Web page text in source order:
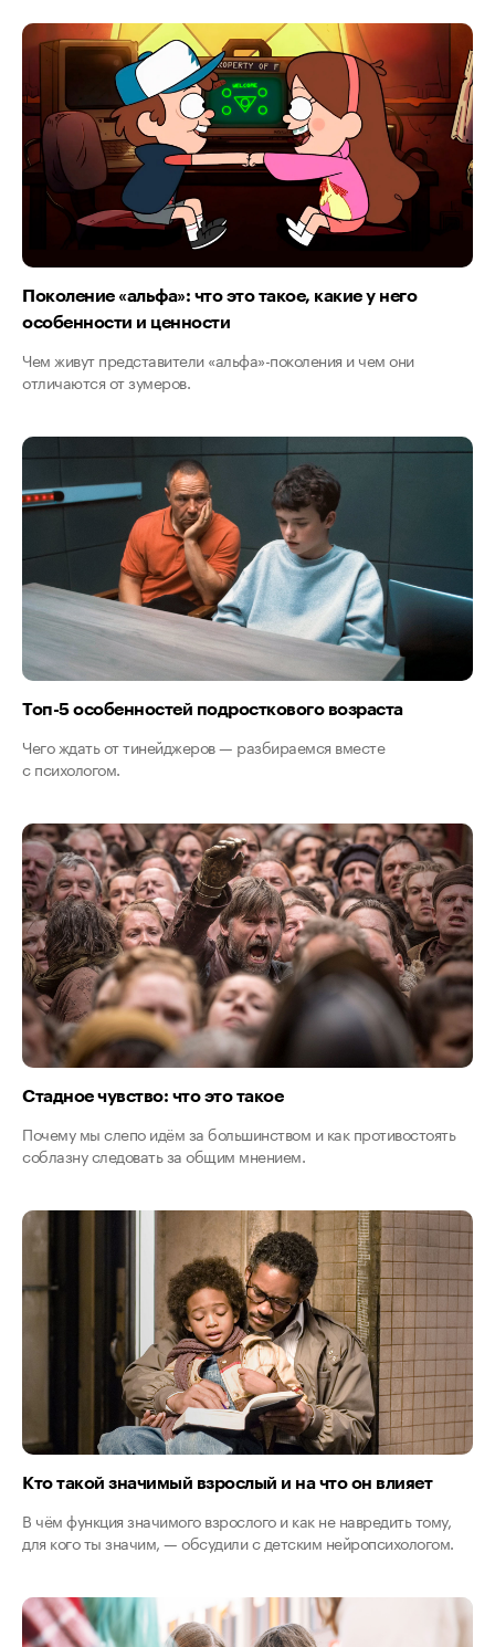
Поколение «альфа»: что это такое, какие у него
особенности и ценности
Чем живут представители «альфа»-поколения и чем они
отличаются от зумеров.
Топ-5 особенностей подросткового возраста
Чего ждать от тинейджеров — разбираемся вместе
с психологом.
Стадное чувство: что это такое
Почему мы слепо идём за большинством и как противостоять
соблазну следовать за общим мнением.
Кто такой значимый взрослый и на что он влияет
В чём функция значимого взрослого и как не навредить тому,
для кого ты значим, — обсудили с детским нейропсихологом.